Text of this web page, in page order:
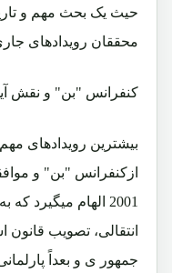
حیث یک بحث مهم و
محققان رویدادهای
کنفرانس "بن" و نقش
بیشترین رویدادهای
2001 الهام میگیرد
انتقالی، تصویب
جمهور ی و بعداً